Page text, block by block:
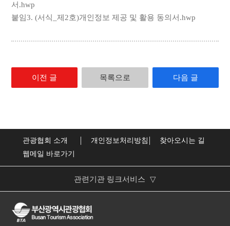
서.hwp
붙임3. (서식_제2호)개인정보 제공 및 활용 동의서.hwp
이전 글 목록으로 다음 글
관광협회 소개 개인정보처리방침
찾아오시는 길
웹메일 바로가기
관련기관 링크서비스 ▽
한국관광협회중앙회